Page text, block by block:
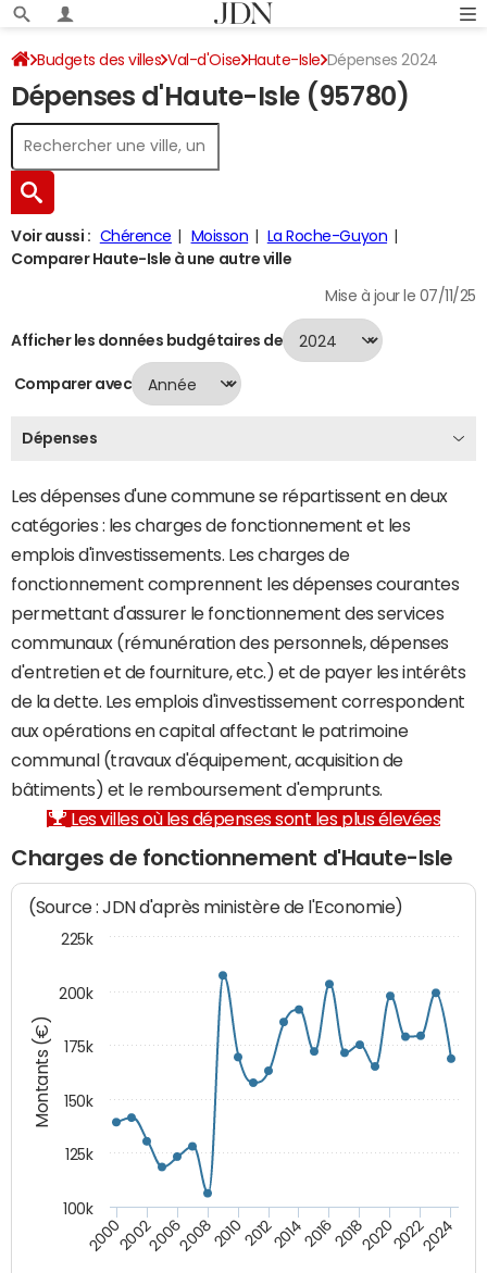
Budgets des villes Val-d'Oise Haute-Isle Dépenses 2024
Dépenses d'Haute-Isle (95780)
Voir aussi : Chérence Moisson
La Roche-Guyon
Comparer Haute-Isle à une autre ville
Mise à jour le 07/11/25
Afficher les données budgétaires de
Comparer avec
Dépenses
Les dépenses d'une commune se répartissent en deux
catégories : les charges de fonctionnement et les
emplois d'investissements. Les charges de
fonctionnement comprennent les dépenses courantes
permettant d'assurer le fonctionnement des services
communaux (rémunération des personnels, dépenses
d'entretien et de fourniture, etc.) et de payer les intérêts
de la dette. Les emplois d'investissement correspondent
aux opérations en capital affectant le patrimoine
communal (travaux d'équipement, acquisition de
bâtiments) et le remboursement d'emprunts.
Les villes où les dépenses sont les plus élevées
Charges de fonctionnement d'Haute-Isle
Montants (€)
(Source : JDN d'après ministère de l'Economie)
200020022006200820102012201420162018202020222024
100k
125k
150k
175k
200k
225k